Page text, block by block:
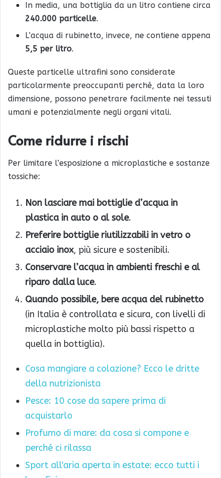
In media, una bottiglia da un litro contiene circa
240.000 particelle.
L’acqua di rubinetto, invece, ne contiene appena
5,5 per litro.
Queste particelle ultrafini sono considerate
particolarmente preoccupanti perché, data la loro
dimensione, possono penetrare facilmente nei tessuti
umani e potenzialmente negli organi vitali.
Come ridurre i rischi
Per limitare l’esposizione a microplastiche e sostanze
tossiche:
Non lasciare mai bottiglie d’acqua in
plastica in auto o al sole.
Preferire bottiglie riutilizzabili in vetro o
acciaio inox, più sicure e sostenibili.
Conservare l’acqua in ambienti freschi e al
riparo dalla luce.
Quando possibile, bere acqua del rubinetto
(in Italia è controllata e sicura, con livelli di
microplastiche molto più bassi rispetto a
quella in bottiglia).
Cosa mangiare a colazione? Ecco le dritte
della nutrizionista
Pesce: 10 cose da sapere prima di
acquistarlo
Profumo di mare: da cosa si compone e
perché ci rilassa
Sport all'aria aperta in estate: ecco tutti i